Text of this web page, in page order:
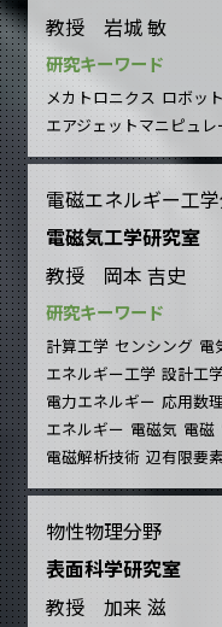
教授 岩城 敏
研究キーワード
メカトロニクス ロボット
エアジェットマニピュレ
電磁エネルギー工
電磁気工学研究室
教授 岡本 吉史
研究キーワード
計算工学 センシング 電
エネルギー工学 設計工
電力エネルギー 応用数
エネルギー 電磁気 電磁
電磁解析技術 辺有限要
物性物理分野
表面科学研究室
教授 加来 滋